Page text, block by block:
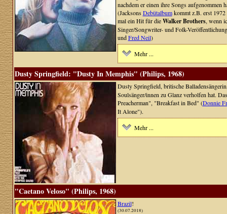
nachdem er einen ihre Songs
(JacksonsDebütalbumkommt z.B. erst 1972
mal ein Hit für dieWalker Brothers, wenn
Singer/Songwriter- und Folk-
undFred Neil)
Mehr ...
Dusty Springfield: "Dusty In Memphis" (Philips, 1968)
Dusty Springfield, britische
Soulsänger/innen zu Glanz verholfen hat.
Preacherman", "Breakfast in Bed" (Donnie
It Alone").
Mehr ...
"Caetano Veloso" (Philips, 1968)
Brazil!
(30.07.2018)